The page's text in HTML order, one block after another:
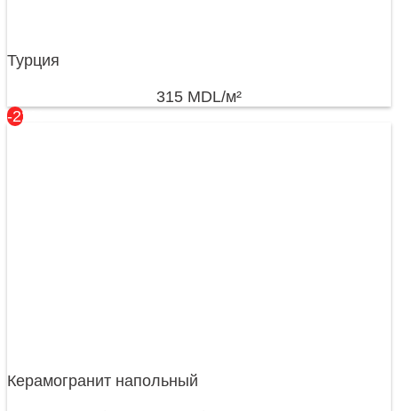
Турция
315 MDL/м²
-22%
Керамогранит напольный